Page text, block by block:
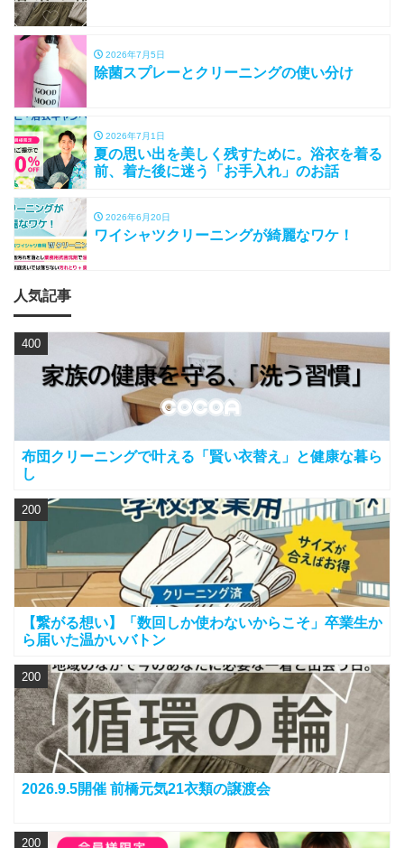
2026年7月5日
除菌スプレーとクリーニングの使い分け
2026年7月1日
夏の思い出を美しく残すために。浴衣を着る
前、着た後に迷う「お手入れ」のお話
2026年6月20日
ワイシャツクリーニングが綺麗なワケ！
人気記事
布団クリーニングで叶える「賢い衣替え」と健康な暮ら
し
400
【繋がる想い】「数回しか使わないからこそ」卒業生か
ら届いた温かいバトン
200
2026.9.5開催 前橋元気21衣類の譲渡会
200
200